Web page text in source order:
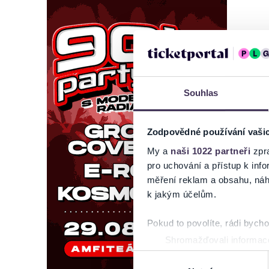
Souhlas
Zodpovědné používání
My a naši 1022 partneři
pro uchování a přístup k
měření reklam a obsahu,
k jakým účelům.
Pokud to povolíte, rádi
Shromažďovali
Identifikovali vaše
Výběr